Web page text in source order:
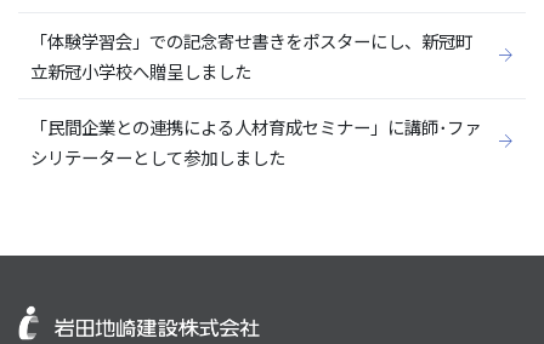
「体験学習会」での記念寄せ書きをポスターにし、新冠町
立新冠小学校へ贈呈しました
「民間企業との連携による人材育成セミナー」に講師･ファ
シリテーターとして参加しました